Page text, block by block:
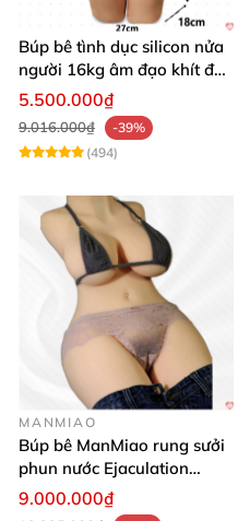
Búp bê tình dục silicon nửa
người 16kg âm đạo khít độn
khung
5.500.000₫
9.016.000₫
-39%
(494)
MANMIAO
Búp bê ManMiao rung sưởi
phun nước Ejaculation
Queen chuẩn
9.000.000₫